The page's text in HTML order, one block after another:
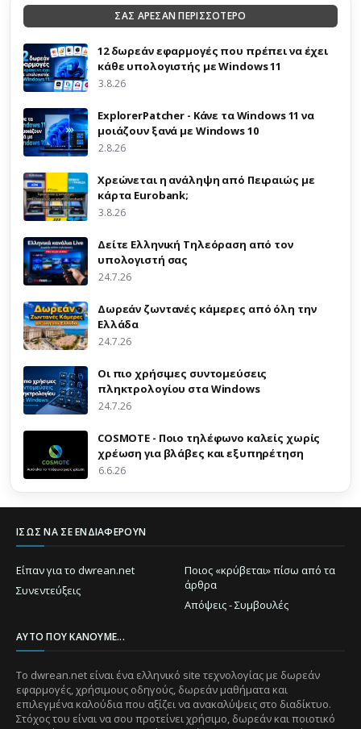
ΣΑΣ ΑΡΕΣΑΝ ΠΕΡΙΣΣΟΤΕΡΟ
12 δωρεάν εφαρμογές που πρέπει να έχει
κάθε υπολογιστής με Windows 11
3.8.26
ExplorerPatcher - Κάνε τα Windows 11 να
μοιάζουν ξανά με Windows 10
2.8.26
Χρεώνεται η ανάληψη από Πειραιώς με
κάρτα Eurobank;
3.8.26
Δείτε Ελληνική Τηλεόραση από τον
υπολογιστή σας
24.7.26
Δωρεάν ζωντανές κάμερες από όλη την
Ελλάδα
24.7.26
Οι πιο χρήσιμες συντομεύσεις
πληκτρολογίου στα Windows
24.7.26
COSMOTE - Ποιο τηλέφωνο καλείς χωρίς
χρέωση για βλάβες και εξυπηρέτηση
6.6.26
ΊΣΩΣ ΝΑ ΣΕ ΕΝΔΙΑΦΈΡΟΥΝ
Είπαν για το dwrean.net
Ποιος «κρύβεται» πίσω από τα
άρθρα
Συνεντεύξεις
Απόψεις - Συμβουλές
ΑΥΤΌ ΠΟΥ ΚΆΝΟΥΜΕ...
Το dwrean.net είναι ένα ελληνικό site τεχνολογίας με δωρεάν
εφαρμογές, χρήσιμους οδηγούς, δωρεάν μαθήματα και
επιλεγμένα καλούδια που αξίζει να ανακαλύψεις στο διαδίκτυο.
Στόχος του είναι να σου προτείνει χρήσιμο, δωρεάν και ποιοτικό